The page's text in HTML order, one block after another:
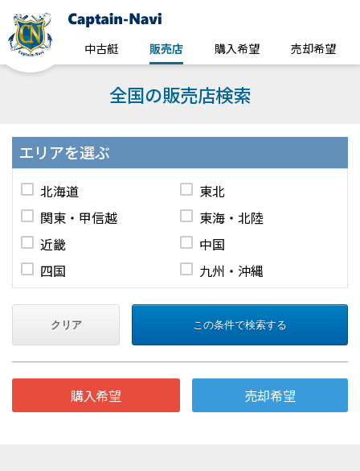
中古艇 販売店 購入希望 売却希望
全国の販売店検索
エリアを選ぶ
北海道
東北
関東・甲信越
東海・北陸
近畿
中国
四国
九州・沖縄
クリア この条件で検索する
購入希望 売却希望